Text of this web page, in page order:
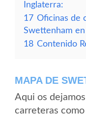
Inglaterra:
17 Oficinas de
Swettenham
18 Contenido
MAPA DE
Aqui os
carreteras